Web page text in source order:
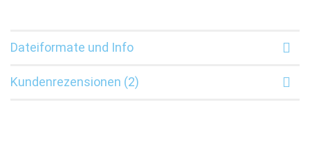
Dateiformate und Info
Kundenrezensionen (2)